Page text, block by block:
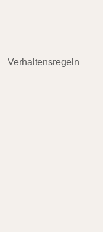
Verhaltensregeln